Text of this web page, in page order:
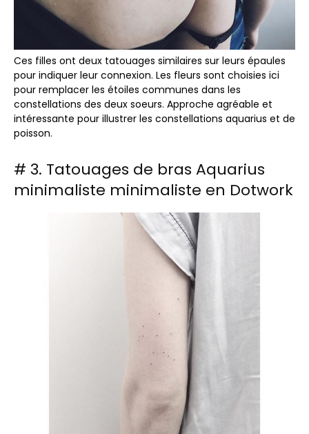
Ces filles ont deux tatouages ​​similaires sur leurs épaules
pour indiquer leur connexion. Les fleurs sont choisies ici
pour remplacer les étoiles communes dans les
constellations des deux soeurs. Approche agréable et
intéressante pour illustrer les constellations aquarius et de
poisson.
# 3. Tatouages ​​de bras Aquarius
minimaliste minimaliste en Dotwork